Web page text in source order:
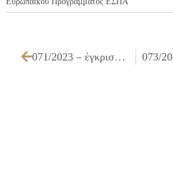
071/2023 – έγκριση πρακτικών δικαιολογητικών συμμετοχής – τεχνικών προσφορών και οικονομικών προσφορών της επιτροπής διενέργειας του ανοικτού ηλεκτρονικού διαγωνισμού άνω των ορίων με κριτήριο κατακύρωσης την πλέον συμφέρουσα από οικονομικής άποψης προσφορά βάσει τιμής, για την «Συμπλήρωση της δομής του Κ.Η.Φ.Η. στο Δήμο Ιλίου για την ενίσχυση της λειτουργικότητάς του» με κωδικό ΟΠΣ 5054775